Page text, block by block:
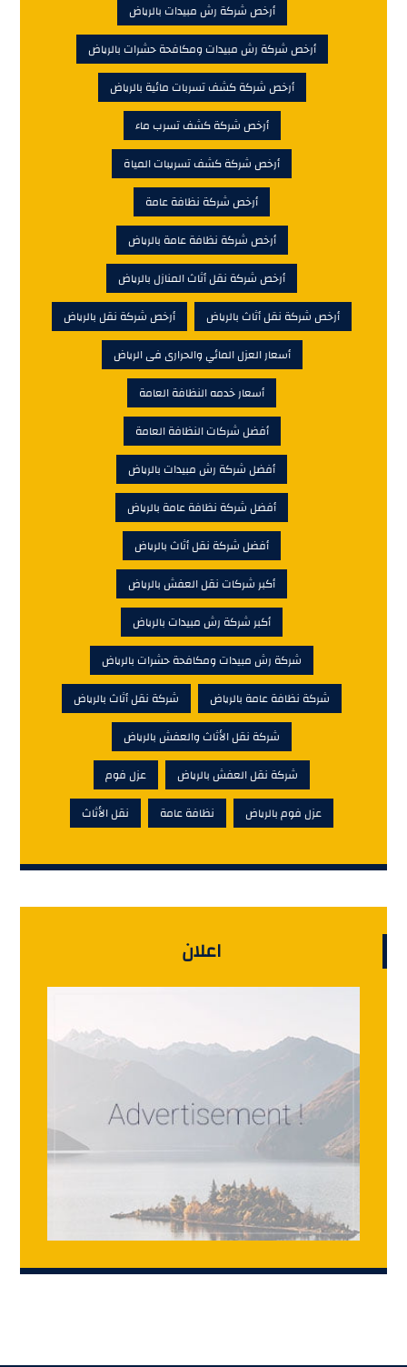
أرخص شركة رش مبيدات بالرياض
أرخص شركة رش مبيدات ومكافحة حشرات بالرياض
أرخص شركة كشف تسربات مائية بالرياض
أرخص شركة كشف تسرب ماء
أرخص شركة كشف تسريبات المياة
أرخص شركة نظافة عامة
أرخص شركة نظافة عامة بالرياض
أرخص شركة نقل أثاث المنازل بالرياض
أرخص شركة نقل أثاث بالرياض
أرخص شركة نقل بالرياض
أسعار العزل المائي والحرارى فى الرياض
أسعار خدمه النظافة العامة
أفضل شركات النظافة العامة
أفضل شركة رش مبيدات بالرياض
أفضل شركة نظافة عامة بالرياض
أفضل شركة نقل أثاث بالرياض
أكبر شركات نقل العفش بالرياض
أكبر شركة رش مبيدات بالرياض
شركة رش مبيدات ومكافحة حشرات بالرياض
شركة نظافة عامة بالرياض
شركة نقل أثاث بالرياض
شركة نقل الأثاث والعفش بالرياض
شركة نقل العفش بالرياض
عزل فوم
عزل فوم بالرياض
نظافة عامة نقل الأثاث
اعلان